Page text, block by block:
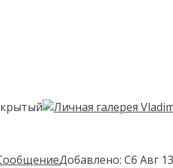
Добавлено: Сб Авг